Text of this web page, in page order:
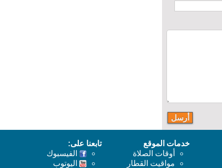
خدمات الموقع
أوقات الصلاة
مواقيت القطار
تابعنا على:
الفيسبوك
اليوتوب